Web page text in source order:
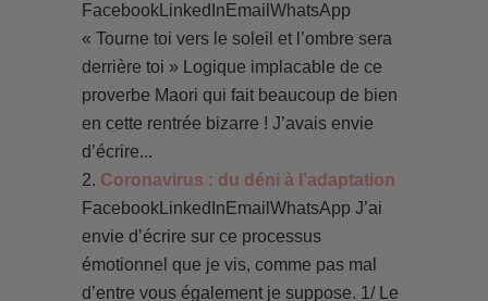
FacebookLinkedInEmailWhatsApp
« Tourne toi vers le soleil et l’ombre sera
derrière toi » Logique implacable de ce
proverbe Maori qui fait beaucoup de bien
en cette rentrée bizarre ! J’avais envie
d’écrire...
Coronavirus : du déni à l’adaptation
FacebookLinkedInEmailWhatsApp J’ai
envie d’écrire sur ce processus
émotionnel que je vis, comme pas mal
d’entre vous également je suppose. 1/ Le